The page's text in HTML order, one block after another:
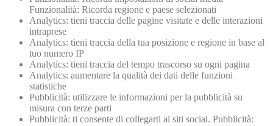
Funzionalità: Ricorda regione e paese selezionati
Analytics: tieni traccia delle pagine visitate e delle interazioni
intraprese
Analytics: tieni traccia della tua posizione e regione in base al
tuo numero IP
Analytics: tieni traccia del tempo trascorso su ogni pagina
Analytics: aumentare la qualità dei dati delle funzioni
statistiche
Pubblicità: utilizzare le informazioni per la pubblicità su
misura con terze parti
Pubblicità: ti consente di collegarti ai siti social. Pubblicità: